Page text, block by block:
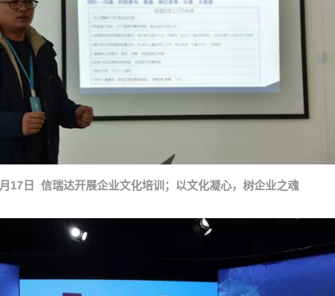
17日  信瑞达开展企业文化培训；以文化凝心，树企业之魂